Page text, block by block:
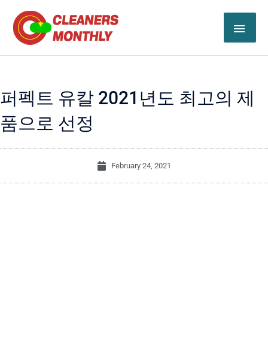
content
퍼펙트 유칼 2021년도 최고의 제
품으로 선정
February 24, 2021